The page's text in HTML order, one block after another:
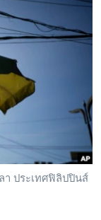
า ประเทศฟิลิปปินส์